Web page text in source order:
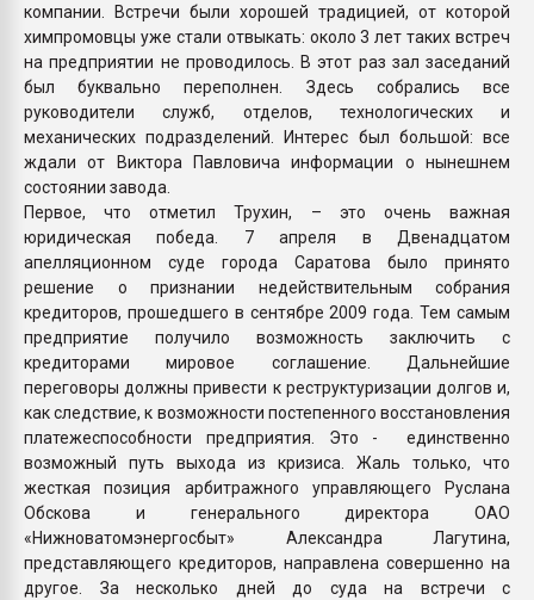
компании. Встречи были хорошей традицией, от которой
химпромовцы уже стали отвыкать: около 3 лет таких встреч
на предприятии не проводилось. В этот раз зал заседаний
был буквально переполнен. Здесь собрались все
руководители служб, отделов, технологических и
механических подразделений. Интерес был большой: все
ждали от Виктора Павловича информации о нынешнем
состоянии завода.
Первое, что отметил Трухин, – это очень важная
юридическая победа. 7 апреля в Двенадцатом
апелляционном суде города Саратова было принято
решение о признании недействительным собрания
кредиторов, прошедшего в сентябре 2009 года. Тем самым
предприятие получило возможность заключить с
кредиторами мировое соглашение. Дальнейшие
переговоры должны привести к реструктуризации долгов и,
как следствие, к возможности постепенного восстановления
платежеспособности предприятия. Это - единственно
возможный путь выхода из кризиса. Жаль только, что
жесткая позиция арбитражного управляющего Руслана
Обскова и генерального директора ОАО
«Нижноватомэнергосбыт» Александра Лагутина,
представляющего кредиторов, направлена совершенно на
другое. За несколько дней до суда на встречи с